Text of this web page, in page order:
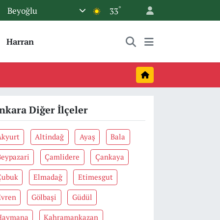
Beyoğlu 33°
Harran
Diğer İlçeler
Altindağ Ayaş Bala
Çamlidere Çankaya
Elmadağ Etimesgut
Gölbaşi Güdül
Kahramankazan